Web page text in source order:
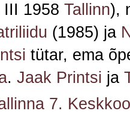
III 1958 Tallinn),
(1985) ja
tütar, ema
. Jaak Printsi ja
7.